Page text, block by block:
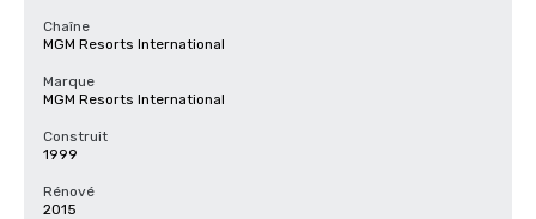
Chaîne
MGM Resorts International
Marque
MGM Resorts International
Construit
1999
Rénové
2015